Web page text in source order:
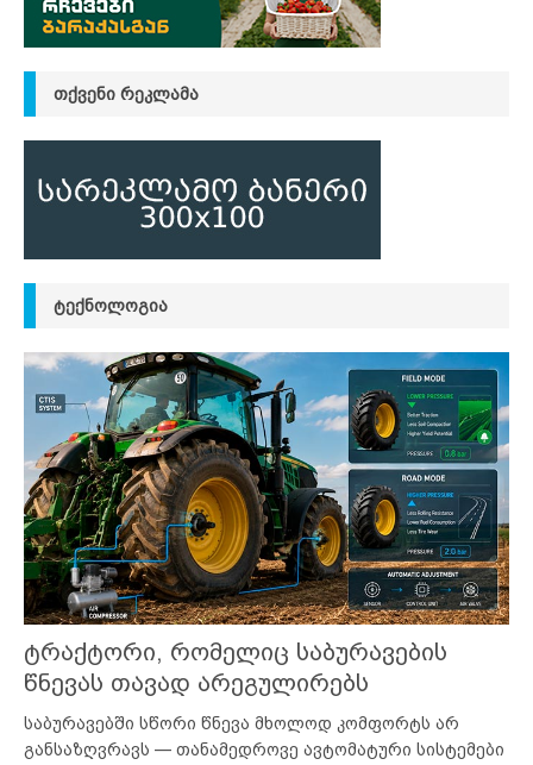
ᲗᲥᲕᲔᲜᲘ ᲠᲔᲙᲚᲐᲛᲐ
ᲢᲔᲥᲜᲝᲚᲝᲒᲘᲐ
ტრაქტორი, რომელიც საბურავების
წნევას თავად არეგულირებს
საბურავებში სწორი წნევა მხოლოდ კომფორტს არ
განსაზღვრავს — თანამედროვე ავტომატური სისტემები